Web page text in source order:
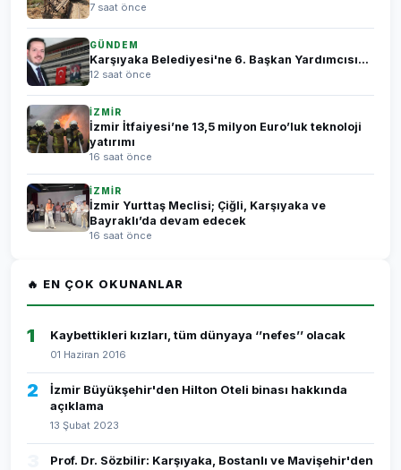
7 saat önce
GÜNDEM
Karşıyaka Belediyesi'ne 6. Başkan Yardımcısı...
12 saat önce
İZMİR
İzmir İtfaiyesi’ne 13,5 milyon Euro’luk teknoloji
yatırımı
16 saat önce
İZMİR
İzmir Yurttaş Meclisi; Çiğli, Karşıyaka ve
Bayraklı’da devam edecek
16 saat önce
🔥 EN ÇOK OKUNANLAR
1 Kaybettikleri kızları, tüm dünyaya ‘’nefes’’ olacak
01 Haziran 2016
2
İzmir Büyükşehir'den Hilton Oteli binası hakkında
açıklama
13 Şubat 2023
Prof. Dr. Sözbilir: Karşıyaka, Bostanlı ve Mavişehir'den